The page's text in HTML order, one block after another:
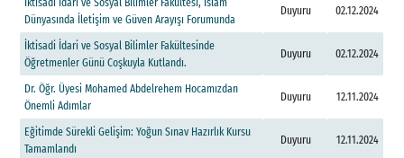
Dünyasında İletişim ve Güven Arayışı Forumunda
Duyuru 02.12.2024
İktisadi İdari ve Sosyal Bilimler Fakültesinde
Öğretmenler Günü Coşkuyla Kutlandı.
Duyuru 02.12.2024
Dr. Öğr. Üyesi Mohamed Abdelrehem Hocamızdan
Önemli Adımlar
Duyuru 12.11.2024
Eğitimde Sürekli Gelişim: Yoğun Sınav Hazırlık Kursu
Tamamlandı
Duyuru 12.11.2024